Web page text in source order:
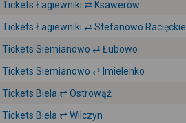
Tickets Łagiewniki ⇄ Ksawerów
Tickets Łagiewniki ⇄ Stefanowo Racięckie
Tickets Siemianowo ⇄ Łubowo
Tickets Siemianowo ⇄ Imielenko
Tickets Biela ⇄ Ostrowąż
Tickets Biela ⇄ Wilczyn